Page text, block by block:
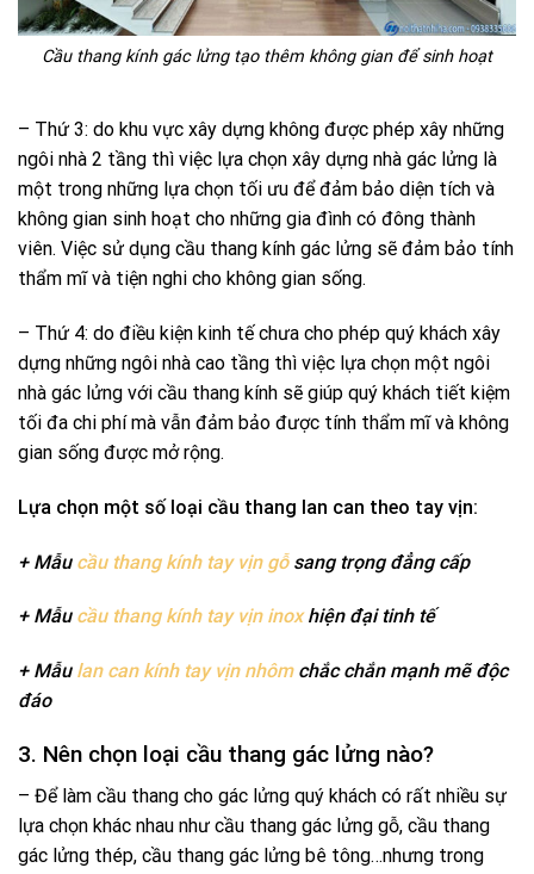
Cầu thang kính gác lửng tạo thêm không gian để sinh hoạt
– Thứ 3: do khu vực xây dựng không được phép xây những
ngôi nhà 2 tầng thì việc lựa chọn xây dựng nhà gác lửng là
một trong những lựa chọn tối ưu để đảm bảo diện tích và
không gian sinh hoạt cho những gia đình có đông thành
viên. Việc sử dụng cầu thang kính gác lửng sẽ đảm bảo tính
thẩm mĩ và tiện nghi cho không gian sống.
– Thứ 4: do điều kiện kinh tế chưa cho phép quý khách xây
dựng những ngôi nhà cao tầng thì việc lựa chọn một ngôi
nhà gác lửng với cầu thang kính sẽ giúp quý khách tiết kiệm
tối đa chi phí mà vẫn đảm bảo được tính thẩm mĩ và không
gian sống được mở rộng.
Lựa chọn một số loại cầu thang lan can theo tay vịn:
+ Mẫu cầu thang kính tay vịn gỗsang trọng đẳng cấp
+ Mẫu cầu thang kính tay vịn inoxhiện đại tinh tế
+ Mẫu lan can kính tay vịn nhômchắc chắn mạnh mẽ độc
đáo
3. Nên chọn loại cầu thang gác lửng nào?
– Để làm cầu thang cho gác lửng quý khách có rất nhiều sự
lựa chọn khác nhau như cầu thang gác lửng gỗ, cầu thang
gác lửng thép, cầu thang gác lửng bê tông…nhưng trong